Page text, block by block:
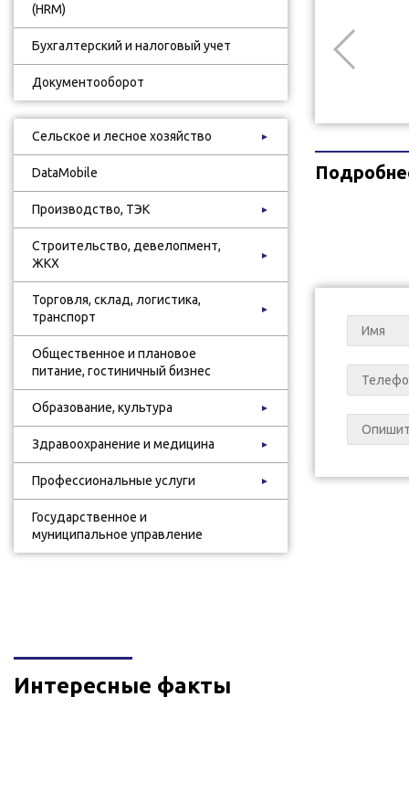
(HRM)
Бухгалтерский и налоговый учет
Документооборот
Сельское и лесное хозяйство ►
DataMobile
Производство, ТЭК ►
Строительство, девелопмент,
ЖКХ
►
Торговля, склад, логистика,
транспорт
►
Общественное и плановое
питание, гостиничный бизнес
Образование, культура ►
Здравоохранение и медицина ►
Профессиональные услуги ►
Государственное и
муниципальное управление
Интересные факты